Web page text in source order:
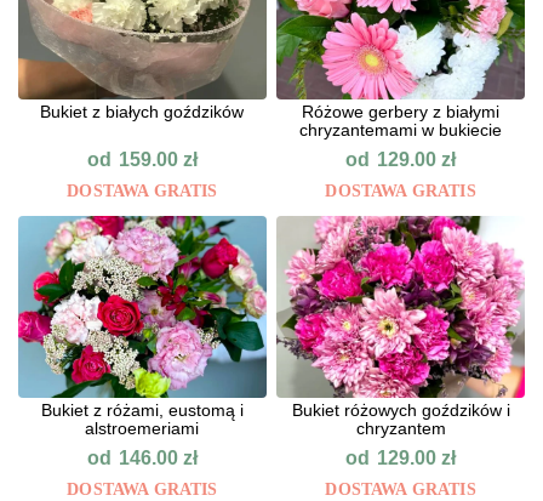
Bukiet z białych goździków
od 159.00 zł
DOSTAWA GRATIS
Różowe gerbery z białymi
chryzantemami w bukiecie
od 129.00zł
DOSTAWA GRATIS
Bukiet z różami, eustomą i
alstroemeriami
od 146.00 zł
DOSTAWA GRATIS
Bukiet różowych goździków i
chryzantem
od 129.00zł
DOSTAWA GRATIS